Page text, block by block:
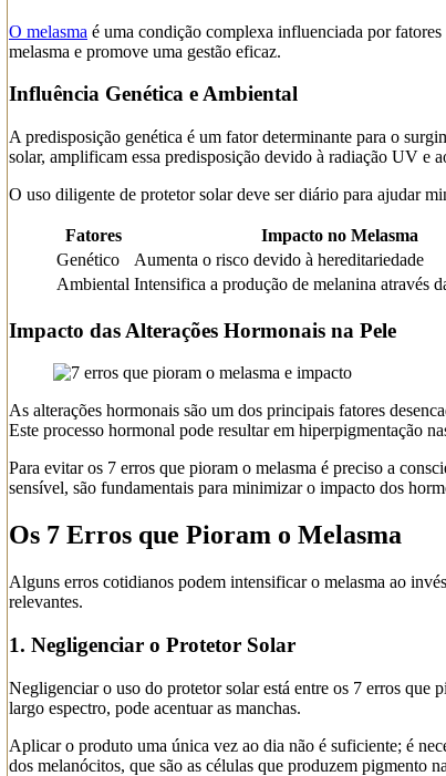
O melasma é uma condição complexa influenciada por
melasma e promove uma gestão eficaz.
Influência Genética e Ambiental
A predisposição genética é um fator determinante para o
solar, amplificam essa predisposição devido à radiação UV e
O uso diligente de protetor solar deve ser diário para ajudar
Fatores
Impacto no Melasma
Genético
Aumenta o risco devido à hereditariedade
Ambiental Intensifica a produção de melanina através
Impacto das Alterações Hormonais na Pele
As alterações hormonais são um dos principais fatores
Este processo hormonal pode resultar em hiperpigmentação
Para evitar os 7 erros que pioram o melasma é preciso a
sensível, são fundamentais para minimizar o impacto dos
Os 7 Erros que Pioram o Melasma
Alguns erros cotidianos podem intensificar o melasma ao
relevantes.
1. Negligenciar o Protetor Solar
Negligenciar o uso do protetor solar está entre os 7 erros que
largo espectro, pode acentuar as manchas.
Aplicar o produto uma única vez ao dia não é suficiente; é
dos melanócitos, que são as células que produzem pigmento